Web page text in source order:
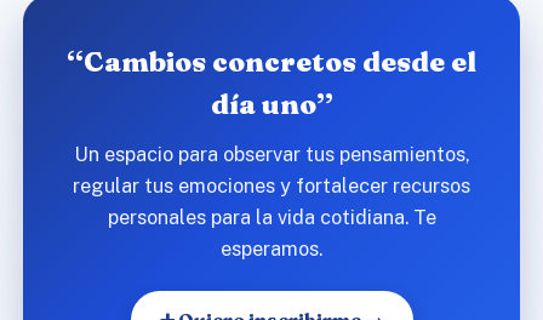
“Cambios concretos desde el
día uno”
Un espacio para observar tus pensamientos,
regular tus emociones y fortalecer recursos
personales para la vida cotidiana. Te
esperamos.